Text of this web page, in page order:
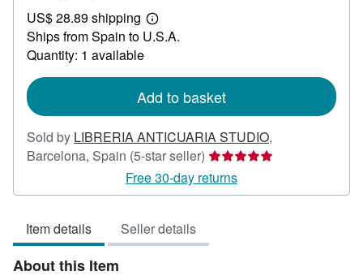
2,142.70
US$ 28.89 shipping
Learn
more
Ships from Spain to U.S.A.
Quantity: 1 available
Add to basket
Sold by LIBRERIA ANTICUARIA STUDIO,
Barcelona, Spain (5-star seller) Seller
rating
5
5
Free 30-day returns
Item details Seller details
About this Item